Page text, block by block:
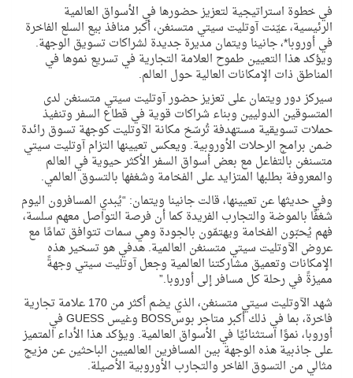
في خطوة استراتيجية لتعزيز حضورها في الأسواق العالمية
الرئيسية، عيّنتآوتليت سيتي متسنغن، أكبر منافذ بيع السلع الفاخرة
في أوروبا*، جانينا ويتمان مديرة جديدة لشراكات تسويق الوجهة.
ويؤكد هذا التعيين طموح العلامة التجارية في تسريع نموها في
المناطق ذات الإمكانات العالية حول العالم.
سيركز دور ويتمان على تعزيز حضورآوتليت سيتي متسنغن لدى
المتسوقين الدوليين وبناء شراكات قوية في قطاع السفر وتنفيذ
حملات تسويقية مستهدفة تُرسّخ مكانة الآوتليتكوجهة تسوق رائدة
ضمن برامج الرحلات الأوروبية. ويعكس تعيينها التزامآوتليت سيتي
متسنغن بالتفاعل مع بعض أسواق السفر الأكثر حيوية في العالم
والمعروفة بطلبها المتزايد على الفخامة وشغفها بالتسوق العالمي.
وفي حديثها عن تعيينها، قالت جانينا ويتمان: “يُبدي المسافرون اليوم
شغفًا بالموضة والتجارب الفريدةكما أن فرصة التواصل معهم سلسة،
فهم يُحبّون الفخامة ويهتمّون بالجودة وهي سمات تتوافق تمامًا مع
عروض الآوتليت سيتي متسنغن العالمية. هدفي هو تسخير هذه
الإمكانات وتعميق مشاركتنا العالمية وجعلآوتليت سيتي وجهةً
مميزةً في رحلة كل مسافر إلى أوروبا.”
شهدالآوتليت سيتي متسنغن ، الذي يضم أكثر من 170 علامة تجارية
فاخرة، بما في ذلك أكبر متاجر بوسBOSS وغيسGUESSفي
أوروبا، نموًا استثنائيًا في الأسواق العالمية. ويؤكد هذا الأداء المتميز
على جاذبية هذه الوجهة بين المسافرين العالميين الباحثين عن مزيج
مثالي من التسوق الفاخر والتجارب الأوروبية الأصيلة.